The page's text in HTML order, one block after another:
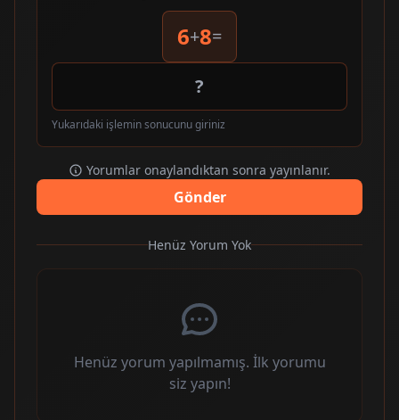
6+8=
Yukarıdaki işlemin sonucunu giriniz
Yorumlar onaylandıktan sonra yayınlanır.
Gönder
Henüz Yorum Yok
Henüz yorum yapılmamış. İlk yorumu
siz yapın!